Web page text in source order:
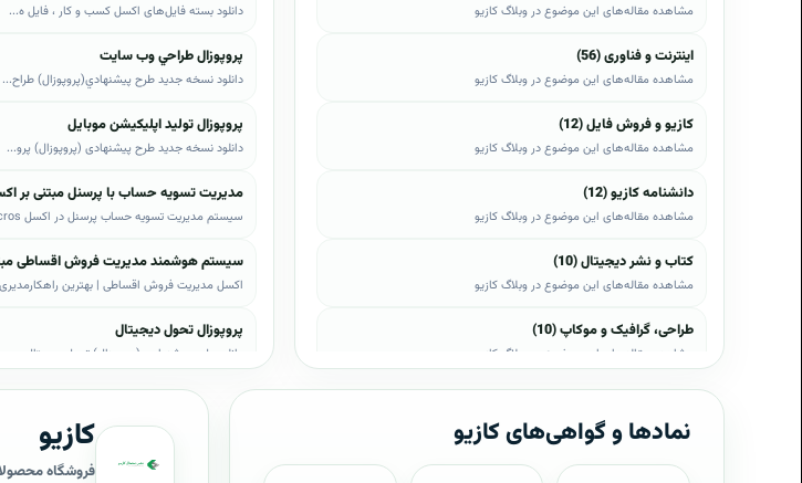
مشاهده مقاله‌های این موضوع در وبلاگ کازیو
اینترنت و فناوری (56)
مشاهده مقاله‌های این موضوع در وبلاگ کازیو
کازیو و فروش فایل (12)
مشاهده مقاله‌های این موضوع در وبلاگ کازیو
دانشنامه کازیو (12)
مشاهده مقاله‌های این موضوع در وبلاگ کازیو
کتاب و نشر دیجیتال (10)
مشاهده مقاله‌های این موضوع در وبلاگ کازیو
طراحی، گرافیک و موکاپ (10)
مشاهده مقاله‌های این موضوع در وبلاگ کازیو
مشاهده مقاله‌های این موضوع در وبلاگ کازیو
موبایل و اندروید (6)
دانلود بسته فایل‌های اکسل کسب و کار ، فایل ه...
پروپوزال طراحي وب سايت
دانلود نسخه جدید طرح پيشنهادي(پروپوزال) طراح...
پروپوزال تولید اپلیکیشن موبایل
دانلود نسخه جدید طرح پیشنهادی (پروپوزال) پرو...
مدیریت تسویه حساب با پرسنل مبتنی بر
سیستم مدیریت تسویه حساب پرسنل در اکسل Micros...
سیستم هوشمند مدیریت فروش اقساطی
اکسل مدیریت فروش اقساطی | بهترین
پروپوزال تحول دیجیتال
دانلود طرح پیشنهادی (پروپوزال) تحول دیجیتال،...
پروپوزال AI
دانلود طرح پيشنهادي(پروپوزال) هوش مصنوعی (AI...
پروپوزال بیزاجی
نمادها و گواهی‌های کازیو کازیو
فروشگاه